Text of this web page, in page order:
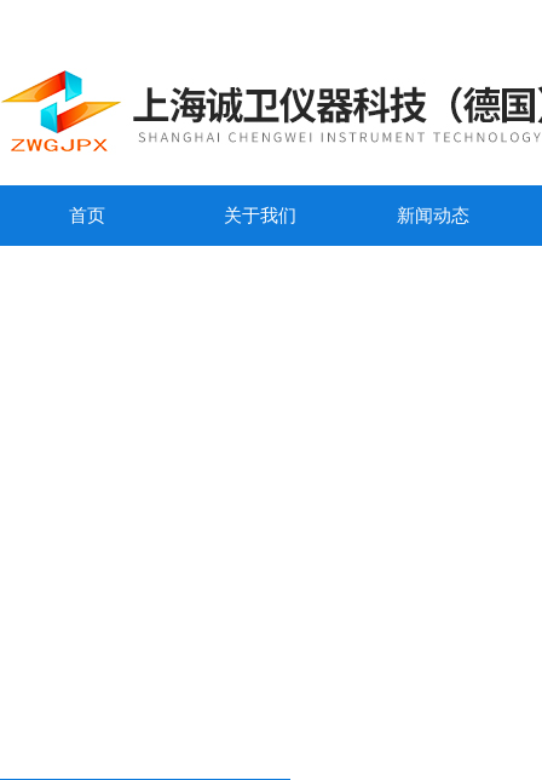
首页 关于我们 新闻动态